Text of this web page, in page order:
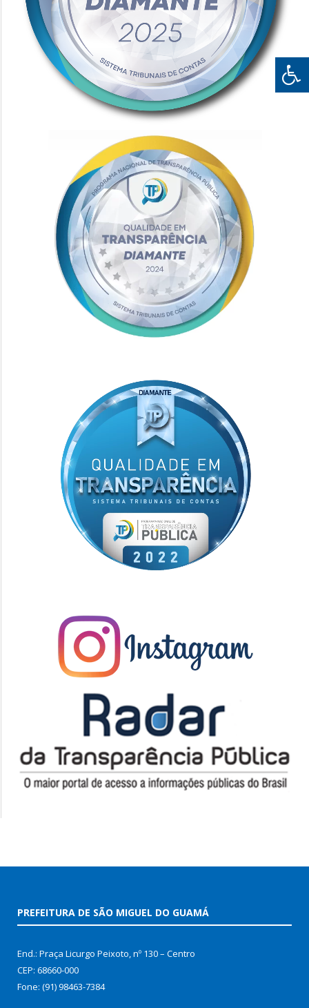
PREFEITURA DE SÃO MIGUEL DO GUAMÁ
End.: Praça Licurgo Peixoto, nº 130 – Centro
CEP: 68660-000
Fone: (91) 98463-7384